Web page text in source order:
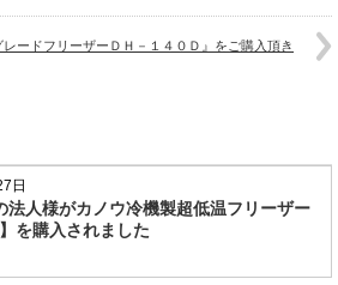
ードフリーザーＤＨ－１４０Ｄ』をご購入頂き
日
法人様がカノウ冷機製超低温フリーザー
を購入されました